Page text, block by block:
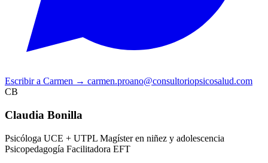
Escribir a Carmen → carmen.proano@consultoriopsicosalud.com
CB
Claudia Bonilla
Psicóloga UCE + UTPL Magíster en niñez y adolescencia
Psicopedagogía Facilitadora EFT